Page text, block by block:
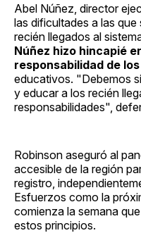
Abel Núñez, director
las dificultades a las
recién llegados al
Núñez hizo hincapié
responsabilidad de
educativos. "Debemos
y educar a los recién
responsabilidades",
Robinson aseguró al
accesible de la región
registro,
Esfuerzos como la
comienza la semana
estos principios.